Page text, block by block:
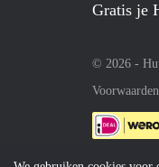
Gratis je
© 2026 -